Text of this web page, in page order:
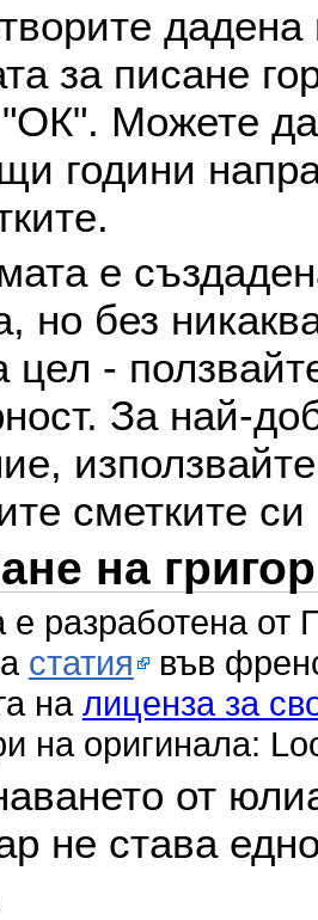
за писане
"ОК". Можете
години
е
но без
цел -
За най-
сметките
на
е разработена
статия във
на лиценза за
на оригинала:
от
не става